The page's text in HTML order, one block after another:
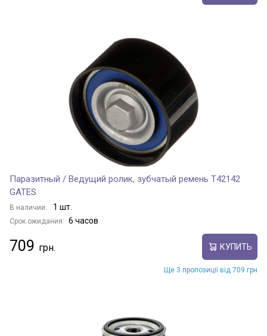
Паразитный / Ведущий ролик, зубчатый ремень T42142
GATES
В наличии: 1 шт.
Срок ожидания: 6 часов
709 КУПИТЬ
Ще 3 пропозиції від 709 грн